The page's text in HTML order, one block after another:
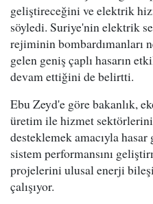
geliştireceğini ve elektrik
söyledi. Suriye'nin elektrik
rejiminin bombardımanları
gelen geniş çaplı hasarın
devam ettiğini de belirtti.
Ebu Zeyd'e göre bakanlık,
üretim ile hizmet
desteklemek amacıyla hasar
sistem performansını
projelerini ulusal enerji
çalışıyor.